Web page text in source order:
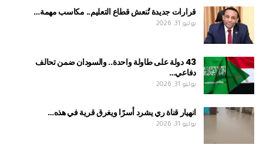
قرارات جديدة تُنعش قطاع التعليم.. مكاسب مهمة…
يوليو 31, 2026
43 دولة على طاولة واحدة.. والسودان ضمن تحالف
دفاعي…
يوليو 31, 2026
انهيار قناة ري يشرد أسرًا ويغرق قرية في هذه…
يوليو 31, 2026